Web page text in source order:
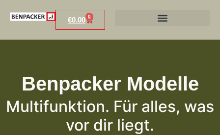
€0.00 0
Benpacker Modelle
Multifunktion. Für alles, was
vor dir liegt.